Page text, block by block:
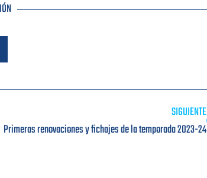
SIGUIENTE
Primeras renovaciones y fichajes de la temporada 2023-24